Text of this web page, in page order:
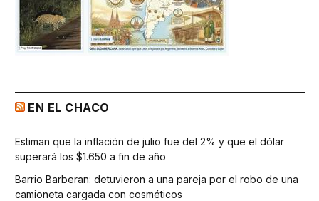
EN EL CHACO
Estiman que la inflación de julio fue del 2% y que el dólar
superará los $1.650 a fin de año
Barrio Barberan: detuvieron a una pareja por el robo de una
camioneta cargada con cosméticos